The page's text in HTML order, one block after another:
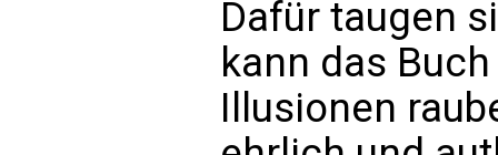
Dafür taugen
kann das
Illusionen